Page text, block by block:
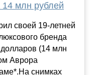
14 млн рублей
своей 19-летней
бренда
(14 млн
Аврора
снимках